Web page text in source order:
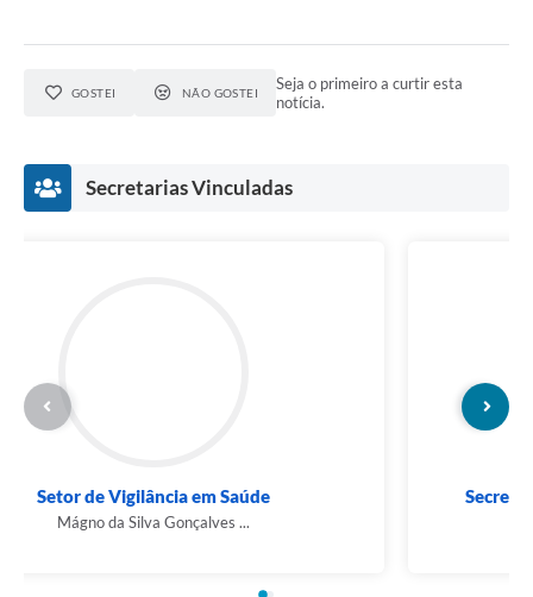
GOSTEI NÃO GOSTEI
Seja o primeiro a curtir esta
notícia.
Secretarias Vinculadas
Setor de Vigilância em Saúde
Mágno da Silva Gonçalves ...